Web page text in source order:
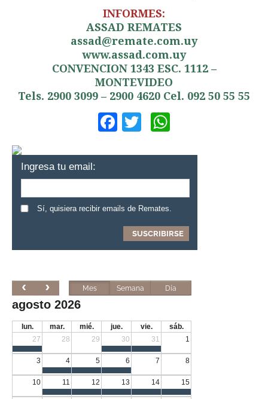
INFORMES:
ASSAD REMATES
assad@remate.com.uy
www.assad.com.uy
CONVENCION 1343 ESC. 1112 –
MONTEVIDEO
Tels. 2900 3099 – 2900 4620 Cel. 092 50 55 55
Facebook
Twitter
Ingresa tu email:
Sí, quisiera recibir emails de Remates.
Mes Semana Día
agosto 2026
lun. mar. mié. jue. vie.
sáb.
27
28 29 30 31 1
3 4 5 6 7 8
10 11 12 13 14 15